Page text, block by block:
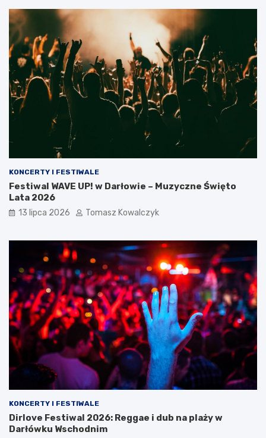
KONCERTY I FESTIWALE
Festiwal WAVE UP! w Darłowie – Muzyczne Święto
Lata 2026
13 lipca 2026 Tomasz Kowalczyk
KONCERTY I FESTIWALE
Dirlove Festiwal 2026: Reggae i dub na plaży w
Darłówku Wschodnim